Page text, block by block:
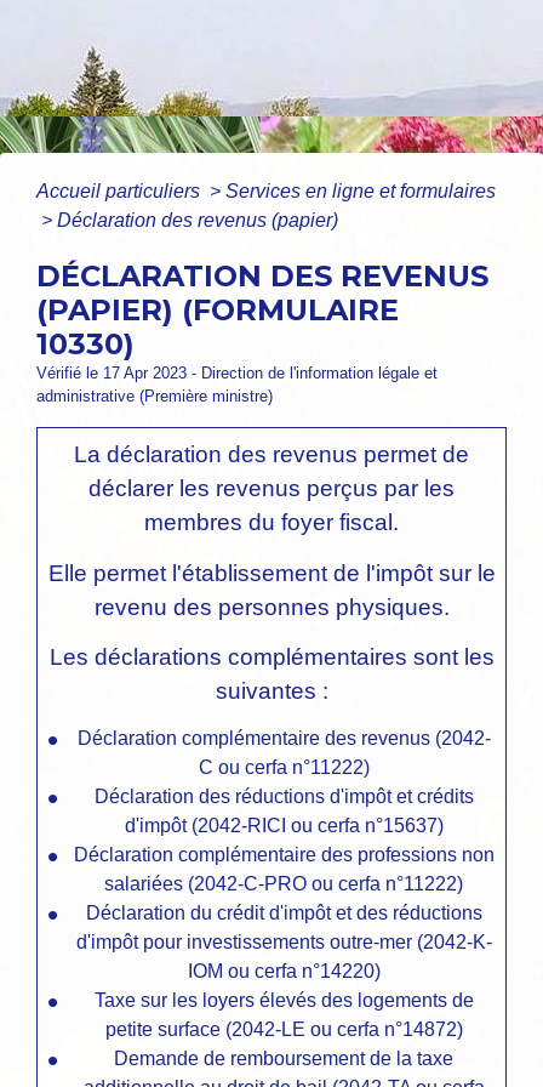
Accueil particuliers > Services en ligne et formulaires
> Déclaration des revenus (papier)
DÉCLARATION DES REVENUS
(PAPIER) (FORMULAIRE
10330)
Vérifié le 17 Apr 2023 - Direction de l'information légale et
administrative (Première ministre)
La déclaration des revenus permet de
déclarer les revenus perçus par les
membres du foyer fiscal.
Elle permet l'établissement de l'impôt sur le
revenu des personnes physiques.
Les déclarations complémentaires sont les
suivantes :
Déclaration complémentaire des revenus (2042-
C ou cerfa n°11222)
Déclaration des réductions d'impôt et crédits
d'impôt (2042-RICI ou cerfa n°15637)
Déclaration complémentaire des professions non
salariées (2042-C-PRO ou cerfa n°11222)
Déclaration du crédit d'impôt et des réductions
d'impôt pour investissements outre-mer (2042-K-
IOM ou cerfa n°14220)
Taxe sur les loyers élevés des logements de
petite surface (2042-LE ou cerfa n°14872)
Demande de remboursement de la taxe